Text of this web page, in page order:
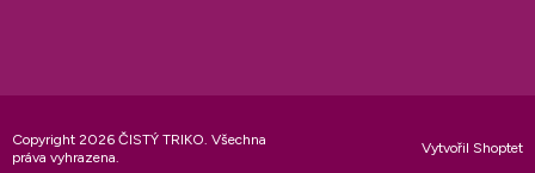
Vytvořil Shoptet
Copyright 2026 ČISTÝ TRIKO . Všechna
práva vyhrazena.